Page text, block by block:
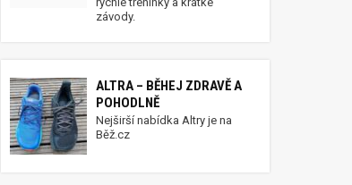
závody.
ALTRA – BĚHEJ ZDRAVĚ A
POHODLNĚ
Nejširší nabídka Altry je na
Běž.cz